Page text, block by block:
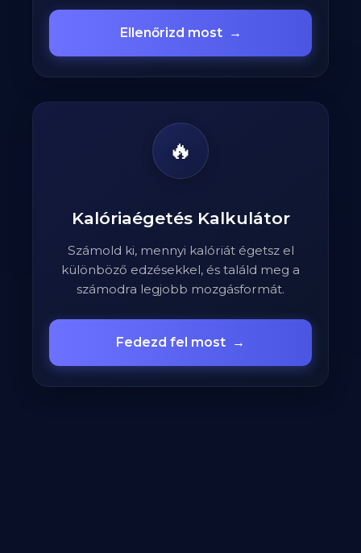
Ellenőrizd most →
🔥
Kalóriaégetés Kalkulátor
Számold ki, mennyi kalóriát égetsz el
különböző edzésekkel, és találd meg a
számodra legjobb mozgásformát.
Fedezd fel most →